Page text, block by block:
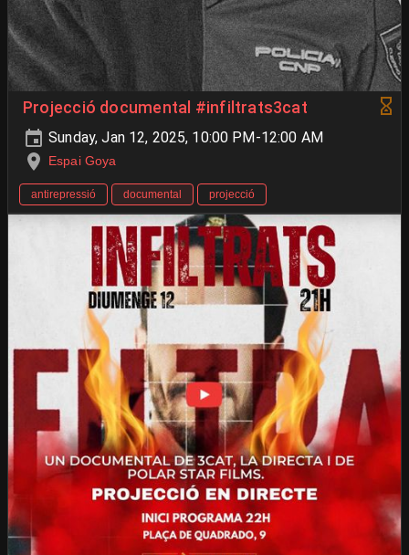
Projecció documental #infiltrats3cat
Sunday, Jan 12, 2025, 10:00 PM-12:00 AM
Espai Goya
antirepressió documental projecció